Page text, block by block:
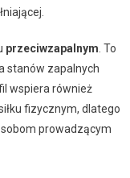
przeciwzapalnym . To
stanów zapalnych
wspiera również
fizycznym, dlatego
prowadzącym